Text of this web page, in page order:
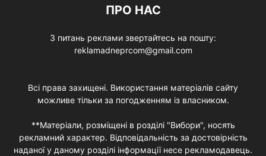
ПРО НАС
З питань реклами звертайтесь на пошту:
reklamadneprcom@gmail.com
Всі права захищені. Використання матеріалів сайту
можливе тільки за погодженням із власником.
**Матеріали, розміщені в розділі "Вибори", носять
рекламний характер. Відповідальність за достовірність
наданої у даному розділі інформації несе рекламодавець.